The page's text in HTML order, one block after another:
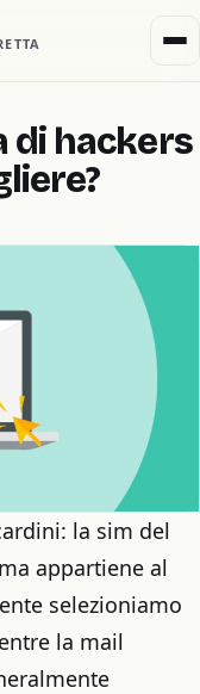
di hackers
la sim del
appartiene al
selezioniamo
la mail